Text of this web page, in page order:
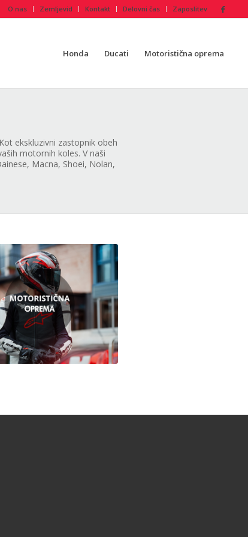
O nas Zemljevid Kontakt Delovni čas Zaposlitev
Honda Ducati Motoristična oprema
ekskluzivni zastopnik obeh
motornih koles. V naši
Macna, Shoei, Nolan,